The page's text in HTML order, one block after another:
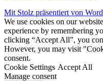
Mit Stolz präsentiert von
We use cookies on our
experience by remembering
clicking “Accept All”, you
However, you may visit
consent.
Cookie Settings Accept All
Manage consent